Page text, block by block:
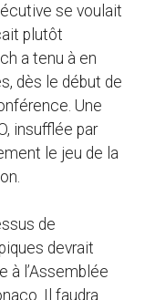
se voulait
plutôt
a tenu à en
dès le début de
Une
insufflée par
le jeu de la
de
devrait
à l’Assemblée
Il faudra